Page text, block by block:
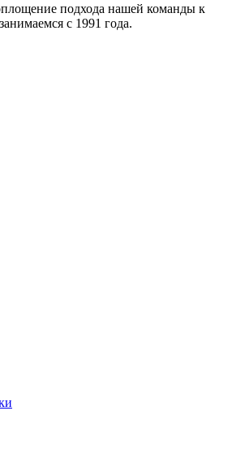
подхода нашей команды к
с 1991 года.